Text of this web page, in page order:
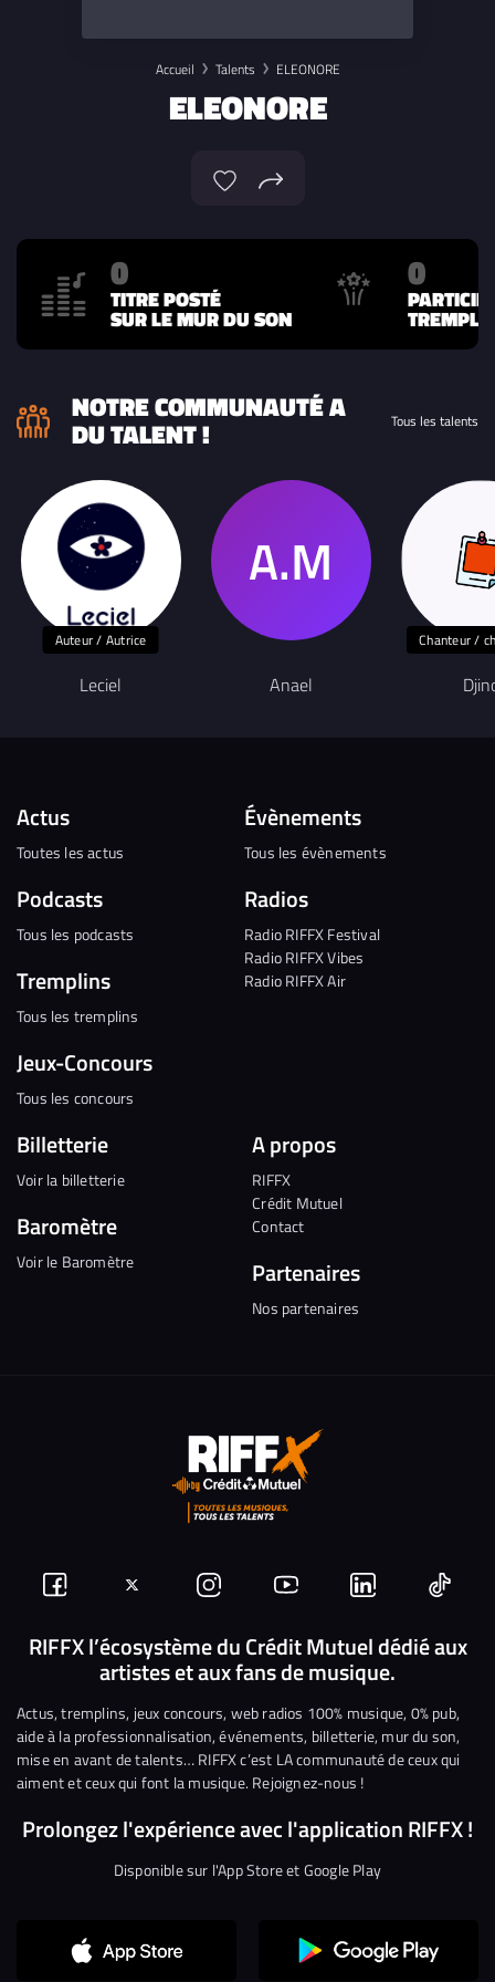
Continuer sans accepter
Accueil Talents ELEONORE
ELEONORE
0
TITRE POSTÉ
SUR LE MUR DU SON
0
NOTRE COMMUNAUTÉ A
DU TALENT ! Tous les talents
Auteur / Autrice
Leciel Anael
Chanteur /
Actus
Toutes les actus
Podcasts
Tous les podcasts
Tremplins
Tous les tremplins
Jeux-Concours
Tous les concours
Évènements
Tous les évènements
Radios
Radio RIFFX Festival
Radio RIFFX Vibes
Radio RIFFX Air
Billetterie
Voir la billetterie
Baromètre
Voir le Baromètre
A propos
RIFFX
Crédit Mutuel
Contact
Partenaires
Nos partenaires
Suivez-
nous
Facebook
Suivez-
nous
sur
Twitter
Nous
rejoindre
sur
Instagram
Nous
rejoindre
sur
YouTube
Nous
rejoindre
sur
Linkedin
Nous
RIFFX l’écosystème du Crédit Mutuel dédié aux
artistes et aux fans de musique.
Actus, tremplins, jeux concours, web radios 100% musique, 0% pub,
aide à la professionnalisation, événements, billetterie, mur du son,
mise en avant de talents… RIFFX c’est LA communauté de ceux qui
aiment et ceux qui font la musique. Rejoignez-nous !
Prolongez l'expérience avec l'application RIFFX !
Disponible sur l'App Store et Google Play